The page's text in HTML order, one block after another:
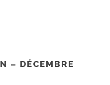
– DÉCEMBRE